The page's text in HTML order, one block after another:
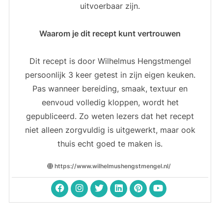
uitvoerbaar zijn.
Waarom je dit recept kunt vertrouwen
Dit recept is door Wilhelmus Hengstmengel
persoonlijk 3 keer getest in zijn eigen keuken.
Pas wanneer bereiding, smaak, textuur en
eenvoud volledig kloppen, wordt het
gepubliceerd. Zo weten lezers dat het recept
niet alleen zorgvuldig is uitgewerkt, maar ook
thuis echt goed te maken is.
https://www.wilhelmushengstmengel.nl/